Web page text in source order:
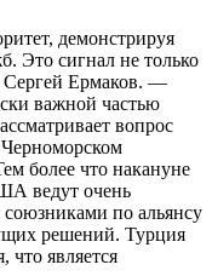
демонстрируя
Это сигнал не только
Ермаков. —
важной частью
вопрос
более что накануне
ведут очень
по альянсу
решений. Турция
что является